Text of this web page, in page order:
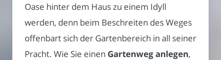
Oase hinter dem Haus zu einem Idyll
werden, denn beim Beschreiten des Weges
offenbart sich der Gartenbereich in all seiner
Pracht. Wie Sie einen Gartenweg anlegen,